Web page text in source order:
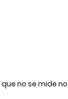
que no se mide